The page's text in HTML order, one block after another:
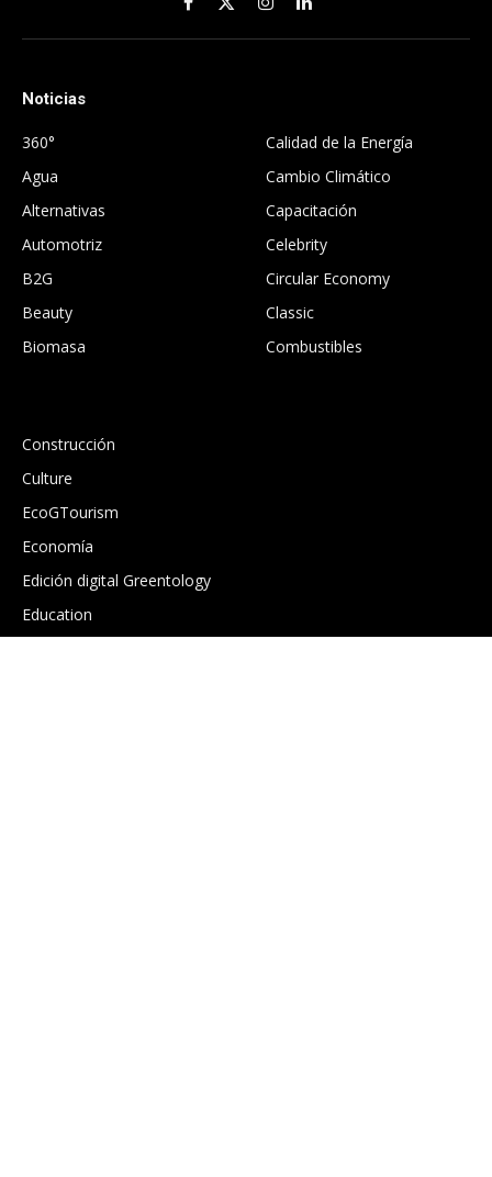
Facebook
X
(Twitter)
InstagramLinkedIn
Noticias
360°
Agua
Alternativas
Automotriz
B2G
Beauty
Biomasa
Calidad de la Energía
Cambio Climático
Capacitación
Celebrity
Circular Economy
Classic
Combustibles
Construcción
Culture
EcoGTourism
Economía
Edición digital Greentology
Education